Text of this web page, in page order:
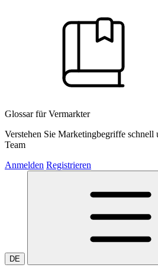
Glossar für Vermarkter
Verstehen Sie Marketingbegriffe schnell
Team
Anmelden Registrieren
DE